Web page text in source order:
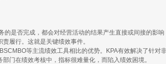
是否完成，都会对经营活动的结果产生直接或间接的影
履行。这就是关键绩效事件。
等主流绩效工具相比的优势。KPA有效解决了针对
门在绩效考核中，指标很难量化，而陷入绩效困境。